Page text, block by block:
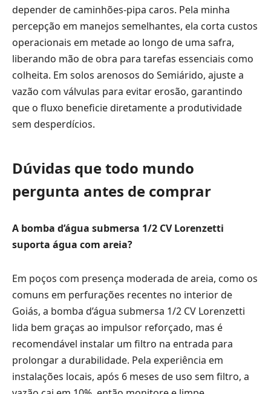
depender de caminhões-pipa caros. Pela minha
percepção em manejos semelhantes, ela corta custos
operacionais em metade ao longo de uma safra,
liberando mão de obra para tarefas essenciais como
colheita. Em solos arenosos do Semiárido, ajuste a
vazão com válvulas para evitar erosão, garantindo
que o fluxo beneficie diretamente a produtividade
sem desperdícios.
Dúvidas que todo mundo
pergunta antes de comprar
A bomba d’água submersa 1/2 CV Lorenzetti
suporta água com areia?
Em poços com presença moderada de areia, como os
comuns em perfurações recentes no interior de
Goiás, a bomba d’água submersa 1/2 CV Lorenzetti
lida bem graças ao impulsor reforçado, mas é
recomendável instalar um filtro na entrada para
prolongar a durabilidade. Pela experiência em
instalações locais, após 6 meses de uso sem filtro, a